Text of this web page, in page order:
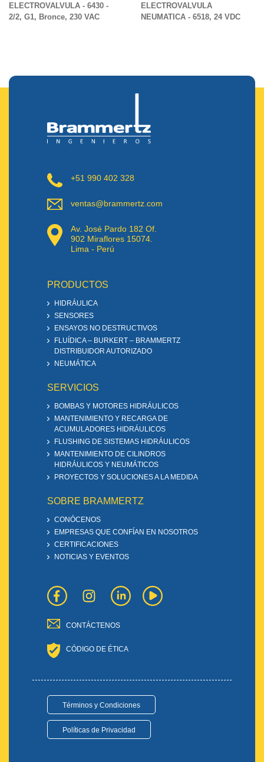
ELECTROVALVULA - 6430 -
2/2, G1, Bronce, 230 VAC
ELECTROVALVULA
NEUMATICA - 6518, 24 VDC
+51 990 402 328
ventas@brammertz.com
Av. José Pardo 182 Of.
902 Miraflores 15074.
Lima - Perú
PRODUCTOS
HIDRÁULICA
SENSORES
ENSAYOS NO DESTRUCTIVOS
FLUÍDICA – BURKERT – BRAMMERTZ
DISTRIBUIDOR AUTORIZADO
NEUMÁTICA
SERVICIOS
BOMBAS Y MOTORES HIDRÁULICOS
MANTENIMIENTO Y RECARGA DE
ACUMULADORES HIDRÁULICOS
FLUSHING DE SISTEMAS HIDRÁULICOS
MANTENIMIENTO DE CILINDROS
HIDRÁULICOS Y NEUMÁTICOS
PROYECTOS Y SOLUCIONES A LA MEDIDA
SOBRE BRAMMERTZ
CONÓCENOS
EMPRESAS QUE CONFÍAN EN NOSOTROS
CERTIFICACIONES
NOTICIAS Y EVENTOS
CONTÁCTENOS
CÓDIGO DE ÉTICA
Términos y Condiciones
Políticas de Privacidad